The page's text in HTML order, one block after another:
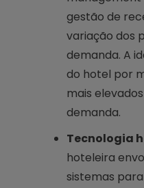
gestão de
variação dos
demanda. A
do hotel por
mais
demanda.
Tecnologia
hoteleira
sistemas